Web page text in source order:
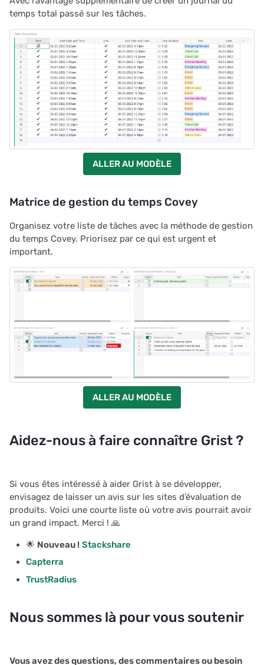
temps total passé sur les tâches.
ALLER AU MODÈLE
Matrice de gestion du temps Covey
Organisez votre liste de tâches avec la méthode de gestion
du temps Covey. Priorisez par ce qui est urgent et
important.
ALLER AU MODÈLE
Aidez-nous à faire connaître Grist ?
Si vous êtes intéressé à aider Grist à se développer,
envisagez de laisser un avis sur les sites d’évaluation de
produits. Voici une courte liste où votre avis pourrait avoir
un grand impact. Merci ! 🙏
🌟 Nouveau ! Stackshare
Capterra
TrustRadius
Nous sommes là pour vous soutenir
Vous avez des questions, des commentaires ou besoin